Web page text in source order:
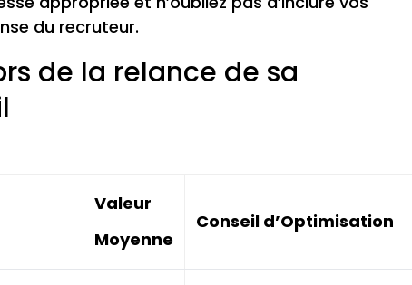
du recruteur.
de la relance de sa
Valeur
Moyenne
Conseil d’Optimisation